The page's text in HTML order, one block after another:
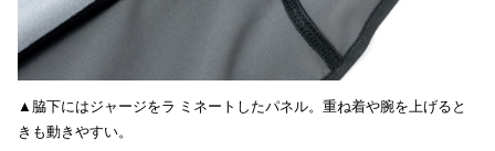
▲脇下にはジャージをラ ミネートしたパネル。重ね着や腕を上げると
きも動きやすい。